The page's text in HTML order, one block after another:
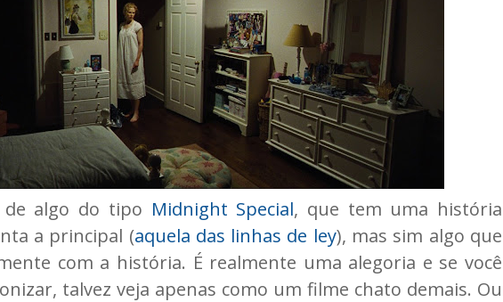
algo do tipo Midnight Special, que tem uma história
a principal (aquela das linhas de ley), mas sim algo que
com a história. É realmente uma alegoria e se você
talvez veja apenas como um filme chato demais. Ou